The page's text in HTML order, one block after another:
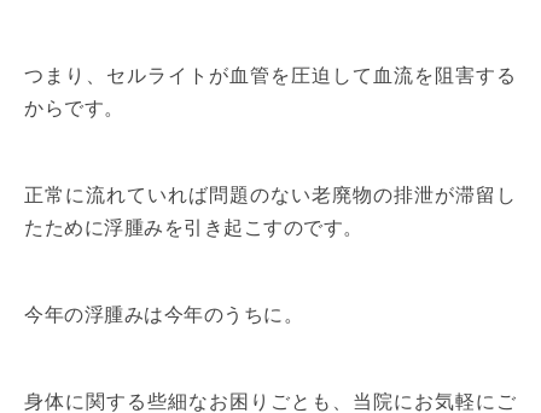
つまり、セルライトが血管を圧迫して血流を阻害する
からです。
正常に流れていれば問題のない老廃物の排泄が滞留し
たために浮腫みを引き起こすのです。
今年の浮腫みは今年のうちに。
身体に関する些細なお困りごとも、当院にお気軽にご